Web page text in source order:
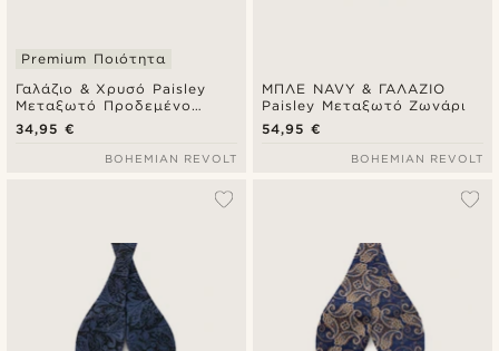
Γαλάζιο & Χρυσό Paisley
Μεταξωτό Προδεμένο
Παπιγιόν
Premium Ποιότητα
34,95 €
BOHEMIAN REVOLT
ΜΠΛΕ NAVY & ΓΑΛΑΖΙΟ
Paisley Μεταξωτό Ζωνάρι
54,95 €
BOHEMIAN REVOLT